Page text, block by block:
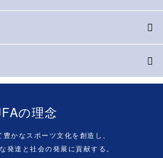
の理念
かなスポーツ文化を創造し、
発達と社会の発展に貢献する。